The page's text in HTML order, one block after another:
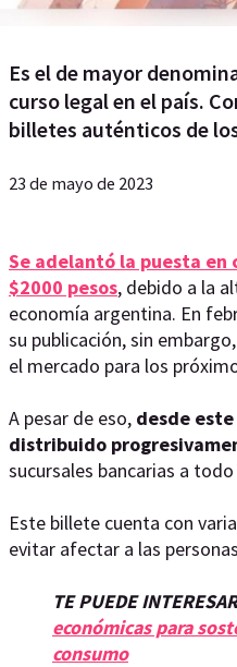
Es el de mayor
curso legal en el país.
billetes auténticos de
23 de mayo de 2023
Se adelantó la puesta
$2000 pesos, debido a la
economía argentina. En
su publicación, sin
el mercado para los
A pesar de eso, desde
distribuido
sucursales bancarias a todo
Este billete cuenta con
evitar afectar a las
TE PUEDE
económicas para
consumo